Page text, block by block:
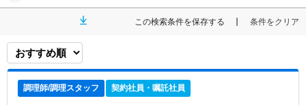
この検索条件を保存する 条件をクリア
調理師/調理スタッフ 契約社員・嘱託社員